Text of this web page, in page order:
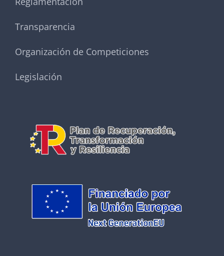
Transparencia
Organización de Competiciones
Legislación